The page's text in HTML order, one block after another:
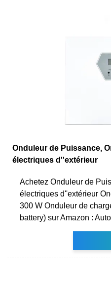
Onduleur de Puissance,
électriques d''extérieur
Achetez Onduleur de
électriques d''extérieur
300 W Onduleur de
battery) sur Amazon :